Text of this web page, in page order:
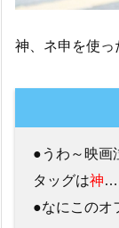
神、ネ申を使っ
●うわ～映画
タッグは神…
●なにこのオ